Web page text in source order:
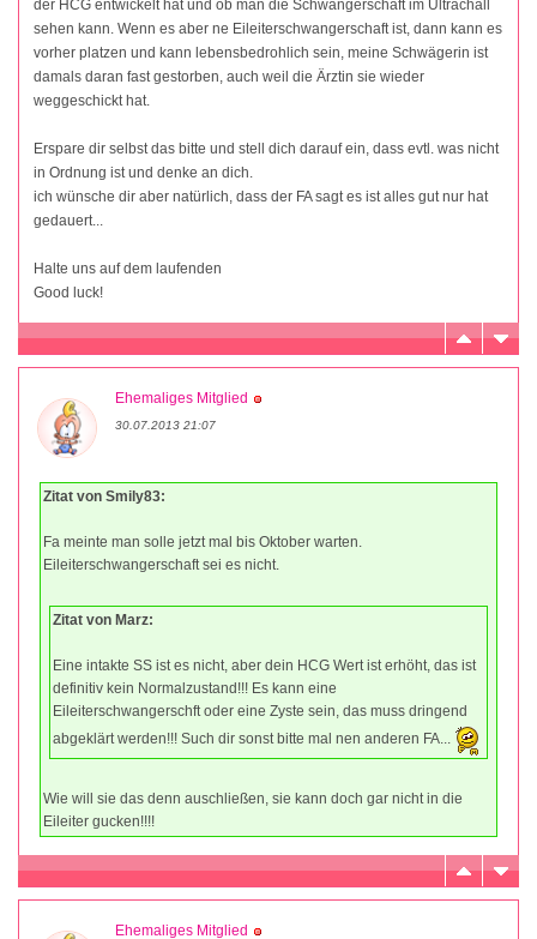
der HCG entwickelt hat und ob man die Schwangerschaft im Ultrachall
sehen kann. Wenn es aber ne Eileiterschwangerschaft ist, dann kann es
vorher platzen und kann lebensbedrohlich sein, meine Schwägerin ist
damals daran fast gestorben, auch weil die Ärztin sie wieder
weggeschickt hat.
Erspare dir selbst das bitte und stell dich darauf ein, dass evtl. was nicht
in Ordnung ist und denke an dich.
ich wünsche dir aber natürlich, dass der FA sagt es ist alles gut nur hat
gedauert...
Halte uns auf dem laufenden
Good luck!
Ehemaliges Mitglied
30.07.2013 21:07
Zitat von Smily83:
Fa meinte man solle jetzt mal bis Oktober warten.
Eileiterschwangerschaft sei es nicht.
Zitat von Marz:
Eine intakte SS ist es nicht, aber dein HCG Wert ist erhöht, das ist
definitiv kein Normalzustand!!! Es kann eine
Eileiterschwangerschft oder eine Zyste sein, das muss dringend
abgeklärt werden!!! Such dir sonst bitte mal nen anderen FA...
Wie will sie das denn auschließen, sie kann doch gar nicht in die
Eileiter gucken!!!!
Ehemaliges Mitglied